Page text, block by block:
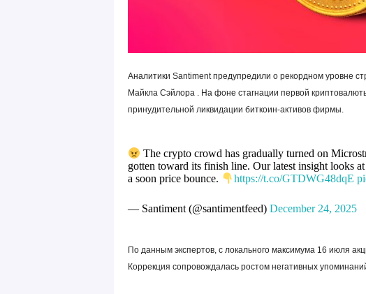
Аналитики Santiment предупредили о рекордном уровне
Майкла Сэйлора . На фоне стагнации первой
принудительной ликвидации биткоин-активов фирмы.
The crypto crowd has gradually turned on
gotten toward its finish line. Our latest insight looks
a soon price bounce.
https://t.co/GTDWG48dqE
— Santiment (@santimentfeed) December 24, 2025
По данным экспертов, с локального максимума 16 июля
Коррекция сопровождалась ростом негативных